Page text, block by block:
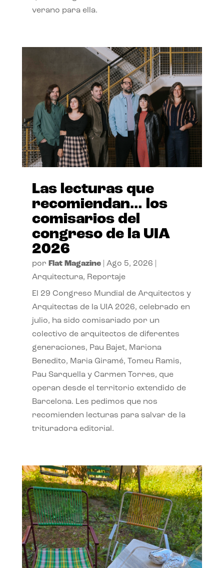
verano para ella.
Las lecturas que
recomiendan… los
comisarios del
congreso de la UIA
2026
por Flat Magazine| Ago 5, 2026
Arquitectura, Reportaje
El 29 Congreso Mundial de Arquitectos y
Arquitectas de la UIA 2026, celebrado en
julio, ha sido comisariado por un
colectivo de arquitectos de diferentes
generaciones, Pau Bajet, Mariona
Benedito, Maria Giramé, Tomeu Ramis,
Pau Sarquella y Carmen Torres, que
operan desde el territorio extendido de
Barcelona. Les pedimos que nos
recomienden lecturas para salvar de la
trituradora editorial.